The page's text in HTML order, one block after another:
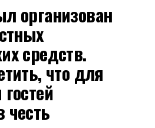
организован
средств.
что для